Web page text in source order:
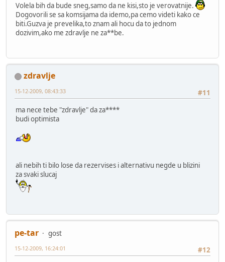
Volela bih da bude sneg,samo da ne kisi,sto je verovatnije.
Dogovorili se sa komsijama da idemo,pa cemo videti kako ce
biti.Guzva je prevelika,to znam ali hocu da to jednom
dozivim,ako me zdravlje ne za**be.
zdravlje
#11
15-12-2009, 08:43:33
ma nece tebe "zdravlje" da za****
budi optimista
ali nebih ti bilo lose da rezervises i alternativu negde u blizini
za svaki slucaj
pe-tar
gost
#12
15-12-2009, 16:24:01